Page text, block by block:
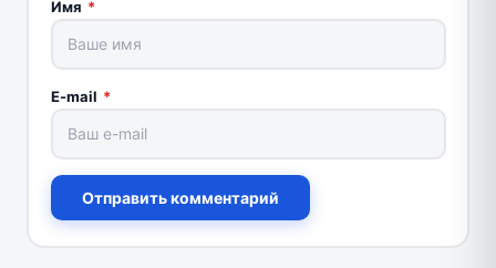
Имя *
E-mail *
Отправить комментарий